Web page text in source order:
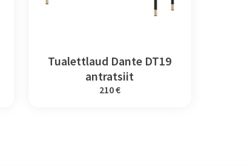
Tualettlaud Dante DT19
antratsiit
210 €